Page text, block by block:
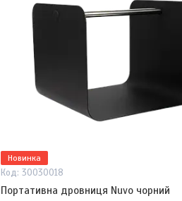
Новинка
30030018
Портативна дровниця Nuvo чорний